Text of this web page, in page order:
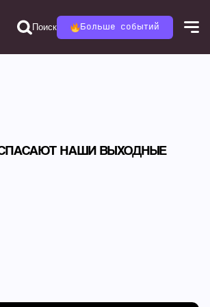
Поиск Больше событий
НАШИ ВЫХОДНЫЕ